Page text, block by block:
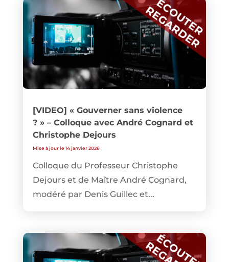
[VIDEO] « Gouverner sans violence
? » – Colloque avec André Cognard et
Christophe Dejours
Mise à jour le 14 janvier 2026
Colloque du Professeur Christophe
Dejours et de Maître André Cognard,
modéré par Denis Guillec et...